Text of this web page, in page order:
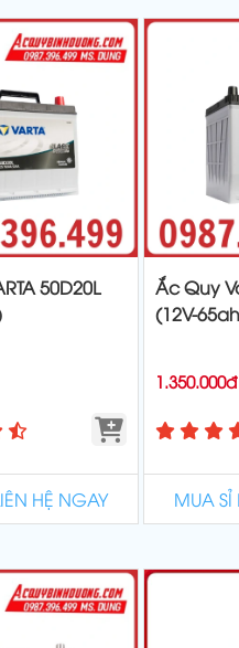
50D20L
HỆ NGAY
Ắc Quy
(12V-
1.350.000đ
MUA SỈ